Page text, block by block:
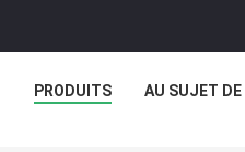
PRODUITS AU SUJET DE